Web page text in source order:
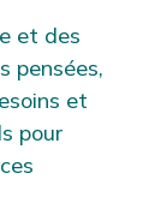
et des
pensées,
et
pour